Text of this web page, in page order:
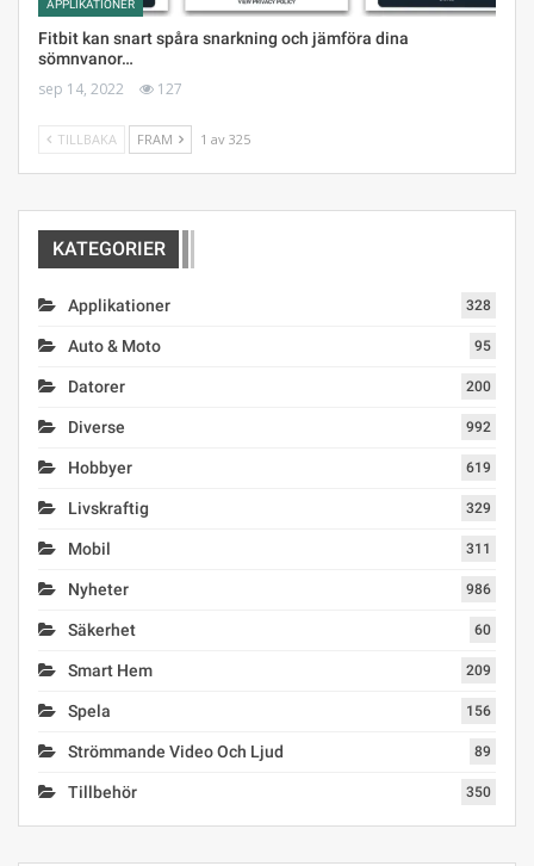
APPLIKATIONER
Fitbit kan snart spåra snarkning och jämföra dina
sömnvanor…
sep 14, 2022 127
TILLBAKA FRAM 1 av 325
KATEGORIER
Applikationer 328
Auto & Moto 95
Datorer 200
Diverse 992
Hobbyer 619
Livskraftig 329
Mobil 311
Nyheter 986
Säkerhet 60
Smart Hem 209
Spela 156
Strömmande Video Och Ljud 89
Tillbehör 350